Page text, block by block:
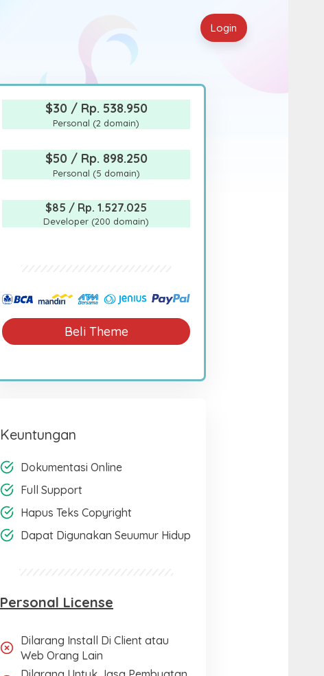
Login
$30 / Rp. 538.950
Personal (2 domain)
$50 / Rp. 898.250
Personal (5 domain)
$85 / Rp. 1.527.025
Developer (200 domain)
Beli Theme
Keuntungan
Dokumentasi Online
Full Support
Hapus Teks Copyright
Dapat Digunakan Seuumur Hidup
Personal License
Dilarang Install Di Client atau
Web Orang Lain